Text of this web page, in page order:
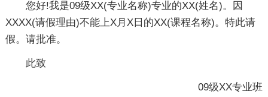
您好!我是09级XX(专业名称)专业的XX(姓名)。因
XXXX(请假理由)不能上X月X日的XX(课程名称)。特此请
假。请批准。
此致
09级XX专业班